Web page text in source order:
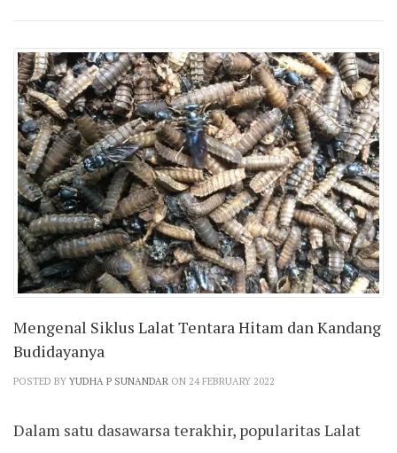
Mengenal Siklus Lalat Tentara Hitam dan Kandang
Budidayanya
POSTED BY YUDHA P SUNANDAR ON 24 FEBRUARY 2022
Dalam satu dasawarsa terakhir, popularitas Lalat